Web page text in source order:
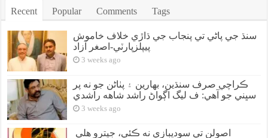
Recent Popular Comments Tags
سنڌ جي پاڻي تي پنجاب جي ڌاڙي خلاف خاموش
پيپلزپارٽي-اصغر آزاد
3 weeks ago
ڪراچي صرف سنڌين، بهارين ۽ پٺاڻن جو نه پر
سڀني جو آهي: ف ليگ اڳواڻ راشد شاهه راشدي
3 weeks ago